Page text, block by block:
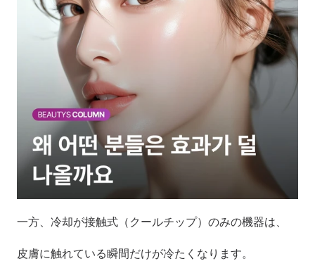
一方、冷却が接触式（クールチップ）のみの機器は、
皮膚に触れている瞬間だけが冷たくなります。